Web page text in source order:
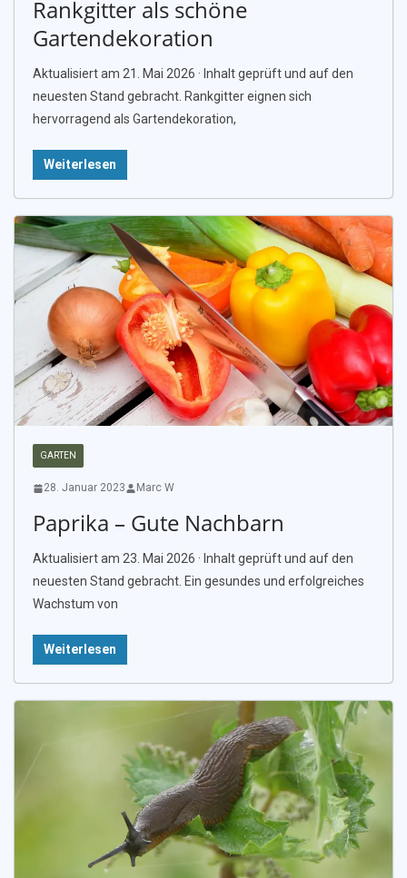
Rankgitter als schöne
Gartendekoration
Aktualisiert am 21. Mai 2026 · Inhalt geprüft und auf den
neuesten Stand gebracht. Rankgitter eignen sich
hervorragend als Gartendekoration,
Weiterlesen
GARTEN
28. Januar 2023 Marc W
Paprika – Gute Nachbarn
Aktualisiert am 23. Mai 2026 · Inhalt geprüft und auf den
neuesten Stand gebracht. Ein gesundes und erfolgreiches
Wachstum von
Weiterlesen